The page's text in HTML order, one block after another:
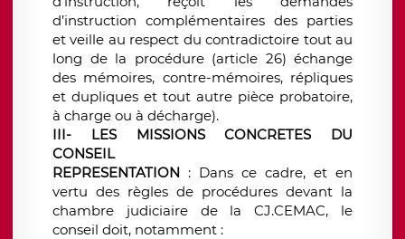
d’instruction complémentaires des parties
et veille au respect du contradictoire tout au
long de la procédure (article 26) échange
des mémoires, contre-mémoires, répliques
et dupliques et tout autre pièce probatoire,
à charge ou à décharge).
III- LES MISSIONS CONCRETES DU
CONSEIL
REPRESENTATION : Dans ce cadre, et en
vertu des règles de procédures devant la
chambre judiciaire de la CJ.CEMAC, le
conseil doit, notamment :